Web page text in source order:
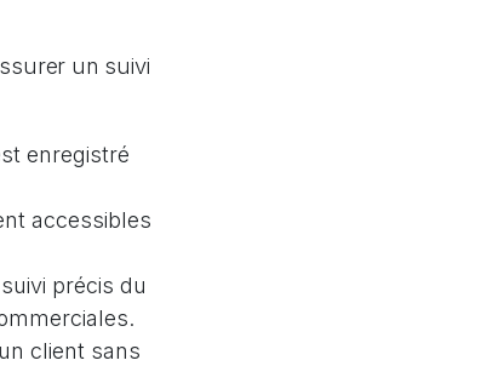
un suivi
enregistré
accessibles
précis du
client sans